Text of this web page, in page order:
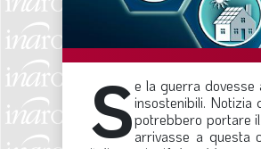
Se la guerra dovesse
insostenibili.
potrebbero portare
arrivasse a questa